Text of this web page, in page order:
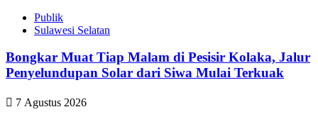
Publik
Sulawesi Selatan
Bongkar Muat Tiap Malam di Pesisir Kolaka, Jalur
Penyelundupan Solar dari Siwa Mulai Terkuak
7 Agustus 2026